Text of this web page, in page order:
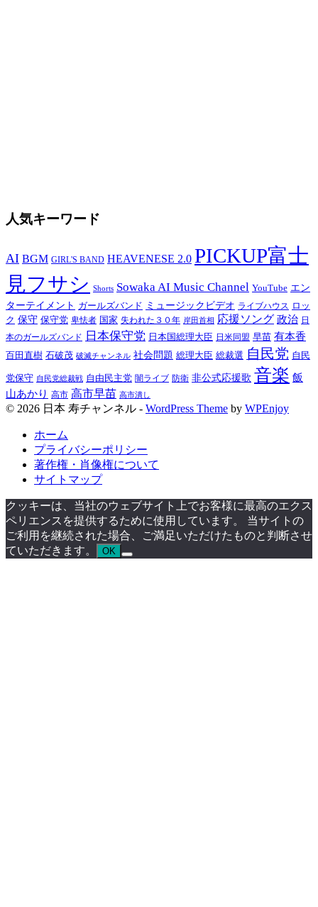
人気キーワード
AI BGM GIRL'S BAND HEAVENESE 2.0 PICKUP富士
見フサシ Shorts Sowaka AI Music Channel YouTube エン
ターテイメント ガールズバンド ミュージックビデオ ライブハウス ロッ
ク 保守 保守党 卑怯者 国家 失われた３０年 岸田首相 応援ソング 政治 日
本のガールズバンド
日本保守党 日本国総理大臣 日米同盟 早苗 有本香
百田直樹 石破茂 破滅チャンネル 社会問題 総理大臣 総裁選 自民党 自民
党保守 自民党総裁戦 自由民主党 闇ライブ 防衛 非公式応援歌 音楽 飯
山あかり 高市 高市早苗 高市潰し
© 2026 日本 寿チャンネル - WordPress Theme by WPEnjoy
ホーム
プライバシーポリシー
著作権・肖像権について
サイトマップ
クッキーは、当社のウェブサイト上でお客様に最高のエクス
ペリエンスを提供するために使用しています。 当サイトの
ご利用を継続された場合、ご満足いただけたものと判断させ
ていただきます。
OK